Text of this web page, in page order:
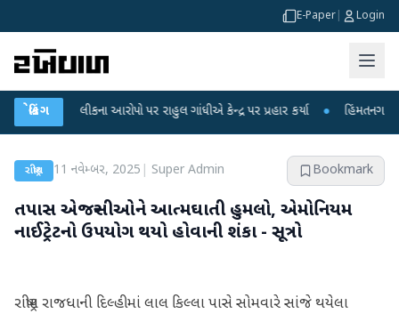
E-Paper Login
બ્રેકિંગ
લીકના આરોપો પર રાહુલ ગાંધીએ કેન્દ્ર પર પ્રહાર કર્યા ● હિંમતનગરમાં
રાષ્ટ્રીય 11 નવેમ્બર, 2025 Super Admin Bookmark
તપાસ એજન્સીઓને આત્મઘાતી હુમલો, એમોનિયમ
નાઈટ્રેટનો ઉપયોગ થયો હોવાની શંકા - સૂત્રો
રાષ્ટ્રીય રાજધાની દિલ્હીમાં લાલ કિલ્લા પાસે સોમવારે સાંજે થયેલા